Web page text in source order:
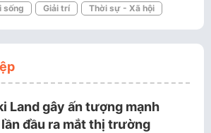
sống Giải trí Thời sự - Xã hội
Land gây ấn tượng mạnh
đầu ra mắt thị trường